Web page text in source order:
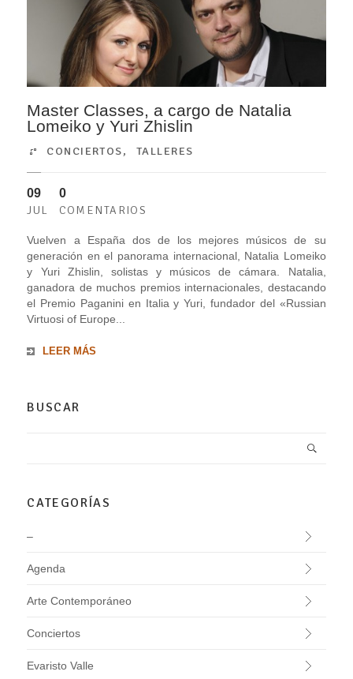
Master Classes, a cargo de Natalia
Lomeiko y Yuri Zhislin
CONCIERTOS, TALLERES
09
JUL
0
COMENTARIOS
Vuelven a España dos de los mejores músicos de su
generación en el panorama internacional, Natalia Lomeiko
y Yuri Zhislin, solistas y músicos de cámara. Natalia,
ganadora de muchos premios internacionales, destacando
el Premio Paganini en Italia y Yuri, fundador del «Russian
Virtuosi of Europe...
LEER MÁS
BUSCAR
CATEGORÍAS
–
Agenda
Arte Contemporáneo
Conciertos
Evaristo Valle